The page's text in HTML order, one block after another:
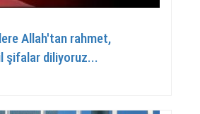
Allah'tan rahmet,
şifalar diliyoruz...